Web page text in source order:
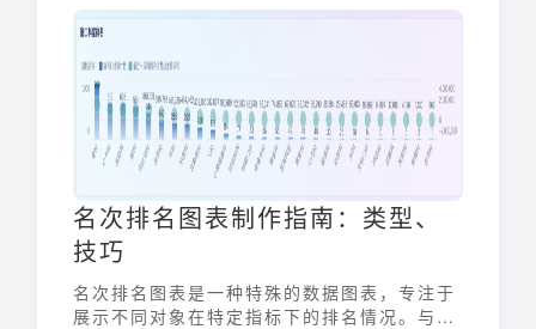
数据转化为可理解的洞察，从而支持决策制
定。从数据仓库到商业智能（BI）工具，再到
高级的机器学习平台，数据分析系统有哪些不
同的类型，每种都有其独特的功能和应用场
景。
名次排名图表制作指南：类型、
技巧
名次排名图表是一种特殊的数据图表，专注于
展示不同对象在特定指标下的排名情况。与传